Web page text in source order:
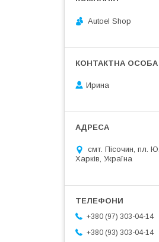
Autoel Shop
Ирина
смт. Пісочин, пл.
Харків, Україна
+380 (97) 303-04-14
+380 (93) 303-04-14